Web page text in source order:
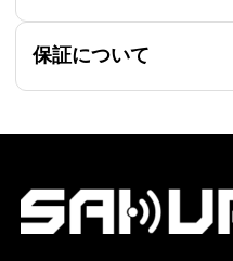
保証について